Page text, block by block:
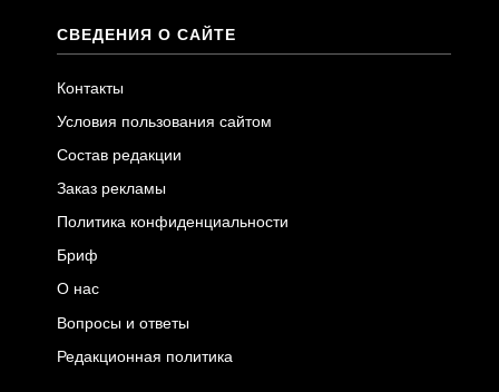
СВЕДЕНИЯ О САЙТЕ
Контакты
Условия пользования сайтом
Состав редакции
Заказ рекламы
Политика конфиденциальности
Бриф
О нас
Вопросы и ответы
Редакционная политика